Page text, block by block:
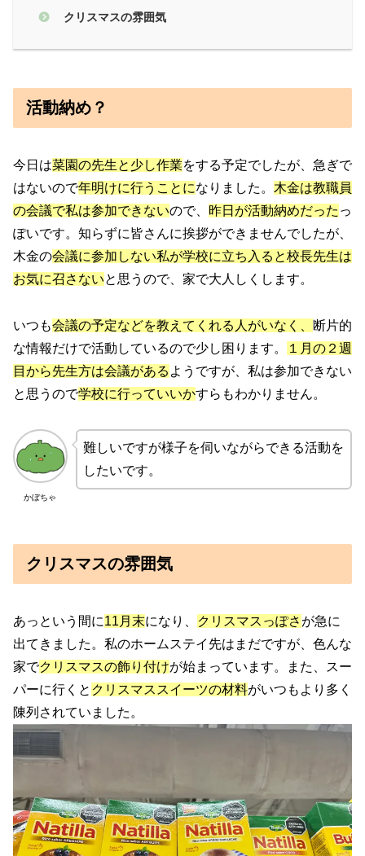
クリスマスの雰囲気
活動納め？
今日は菜園の先生と少し作業をする予定でしたが、急ぎで
はないので年明けに行うことになりました。 木金は教職員
の会議で私は参加できないので、 昨日が活動納めだった っ
ぽいです。知らずに皆さんに挨拶ができませんでしたが、
木金の会議に参加しない私が学校に立ち入ると校長先生は
お気に召さないと思うので、家で大人しくします。
いつも会議の予定などを教えてくれる人がいなく、
断片的
な情報だけで活動しているので少し困ります。
１月の２週
目から先生方は会議がある ようですが、私は参加できない
と思うので学校に行っていいかすらもわかりません。
かぼちゃ
難しいですが様子を伺いながらできる活動を
したいです。
クリスマスの雰囲気
あっという間に11月末になり、 クリスマスっぽさ が急に
出てきました。私のホームステイ先はまだですが、色んな
家でクリスマスの飾り付けが始まっています。また、スー
パーに行くと クリスマススイーツの材料がいつもより多く
陳列されていました。